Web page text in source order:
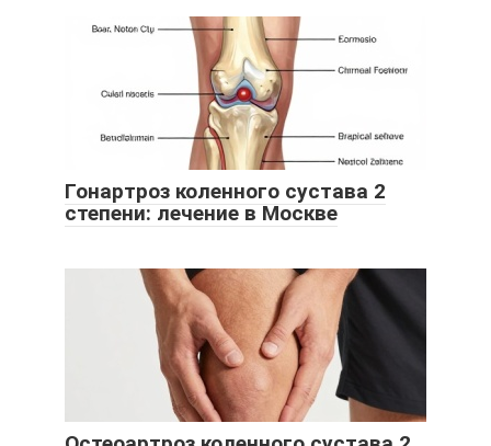
Гонартроз коленного сустава 2
степени: лечение в Москве